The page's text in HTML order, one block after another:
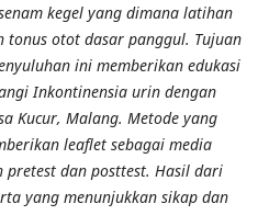
kegel yang dimana latihan
tonus otot dasar panggul. Tujuan
ini memberikan edukasi
Inkontinensia urin dengan
Kucur, Malang. Metode yang
leaflet sebagai media
pretest dan posttest. Hasil dari
yang menunjukkan sikap dan